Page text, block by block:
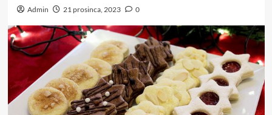
Admin 21 prosinca, 2023 0